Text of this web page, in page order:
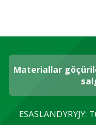
Materiallar